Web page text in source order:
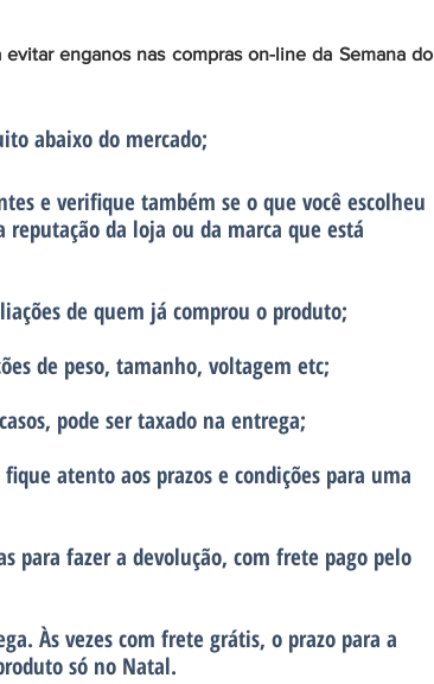
enganos nas compras on-line da Semana do
abaixo do mercado;
e verifique também se o que você escolheu
da loja ou da marca que está
de quem já comprou o produto;
de peso, tamanho, voltagem etc;
pode ser taxado na entrega;
atento aos prazos e condições para uma
para fazer a devolução, com frete pago pelo
Às vezes com frete grátis, o prazo para a
só no Natal.